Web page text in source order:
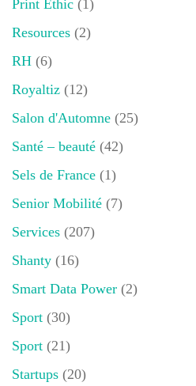
Print Ethic (1)
Resources (2)
RH (6)
Royaltiz (12)
Salon d'Automne (25)
Santé – beauté (42)
Sels de France (1)
Senior Mobilité (7)
Services (207)
Shanty (16)
Smart Data Power (2)
Sport (30)
Sport (21)
Startups (20)